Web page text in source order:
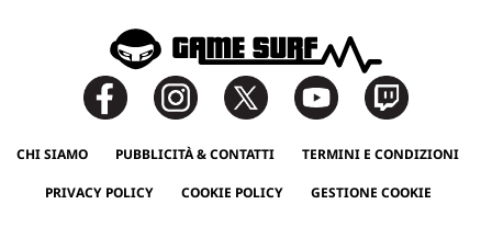
CHI SIAMO PUBBLICITÀ & CONTATTI TERMINI E CONDIZIONI
PRIVACY POLICY COOKIE POLICY GESTIONE COOKIE